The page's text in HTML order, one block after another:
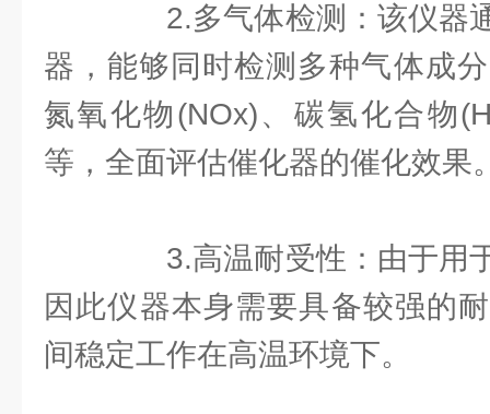
2.多气体检测：该仪器
器，能够同时检测多种气体成
氮氧化物(NOx)、碳氢化合物
等，全面评估催化器的催化效果
3.高温耐受性：由于用
因此仪器本身需要具备较强的
间稳定工作在高温环境下。